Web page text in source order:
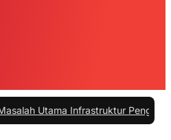
Utama Infrastruktur Pengisian